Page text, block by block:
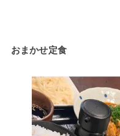
おまかせ定食